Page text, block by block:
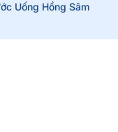
Uống Hồng Sâm